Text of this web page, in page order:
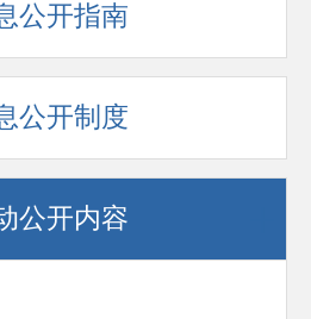
公开指南
公开制度
公开内容